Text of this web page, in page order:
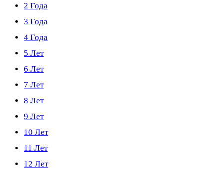
2 Года
3 Года
4 Года
5 Лет
6 Лет
7 Лет
8 Лет
9 Лет
10 Лет
11 Лет
12 Лет